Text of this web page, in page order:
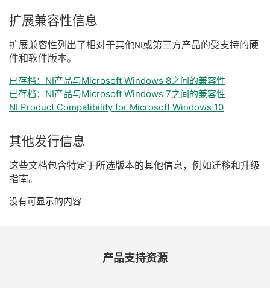
扩展兼容性信息
扩展兼容性列出了相对于其他NI或第三方产品的受支持的硬
件和软件版本。
已存档：NI产品与Microsoft Windows 8之间的兼容性
已存档：NI产品与Microsoft Windows 7之间的兼容性
NI Product Compatibility for Microsoft Windows 10
其他发行信息
这些文档包含特定于所选版本的其他信息， 例如迁移和升级
指南。
没有可显示的内容
产品支持资源